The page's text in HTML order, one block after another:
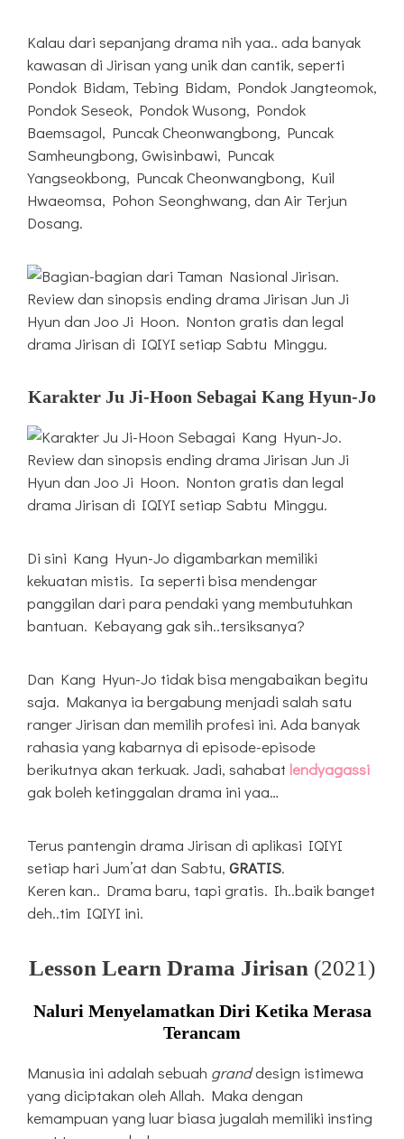
Kalau dari sepanjang drama nih yaa.. ada banyak
kawasan di Jirisan yang unik dan cantik, seperti
Pondok Bidam, Tebing Bidam, Pondok Jangteomok,
Pondok Seseok, Pondok Wusong, Pondok
Baemsagol, Puncak Cheonwangbong, Puncak
Samheungbong, Gwisinbawi, Puncak
Yangseokbong, Puncak Cheonwangbong, Kuil
Hwaeomsa, Pohon Seonghwang, dan Air Terjun
Dosang.
Karakter Ju Ji-Hoon Sebagai Kang Hyun-Jo
Di sini Kang Hyun-Jo digambarkan memiliki
kekuatan mistis. Ia seperti bisa mendengar
panggilan dari para pendaki yang membutuhkan
bantuan. Kebayang gak sih..tersiksanya?
Dan Kang Hyun-Jo tidak bisa mengabaikan begitu
saja. Makanya ia bergabung menjadi salah satu
ranger Jirisan dan memilih profesi ini. Ada banyak
rahasia yang kabarnya di episode-episode
berikutnya akan terkuak. Jadi, sahabat lendyagassi
gak boleh ketinggalan drama ini yaa…
Terus pantengin drama Jirisan di aplikasi IQIYI
setiap hari Jum’at dan Sabtu, GRATIS.
Keren kan.. Drama baru, tapi gratis. Ih..baik banget
deh..tim IQIYI ini.
Lesson Learn Drama Jirisan (2021)
Naluri Menyelamatkan Diri Ketika Merasa
Terancam
Manusia ini adalah sebuah granddesign istimewa
yang diciptakan oleh Allah. Maka dengan
kemampuan yang luar biasa jugalah memiliki insting